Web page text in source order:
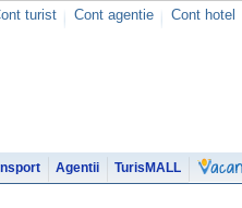
turist Cont agentie Cont hotel
Agentii TurisMALL